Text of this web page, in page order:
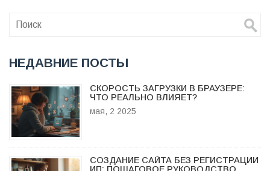
НЕДАВНИЕ ПОСТЫ
СКОРОСТЬ ЗАГРУЗКИ В БРАУЗЕРЕ:
ЧТО РЕАЛЬНО ВЛИЯЕТ?
мая, 2 2025
СОЗДАНИЕ САЙТА БЕЗ РЕГИСТРАЦИИ